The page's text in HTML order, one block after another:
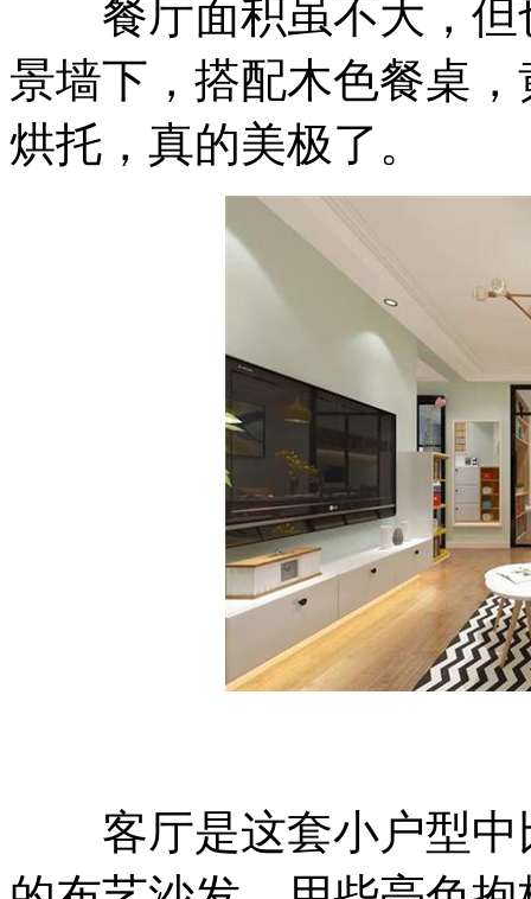
餐厅面积虽不大，但
景墙下，搭配木色餐桌
烘托，真的美极了。
客厅是这套小户型中